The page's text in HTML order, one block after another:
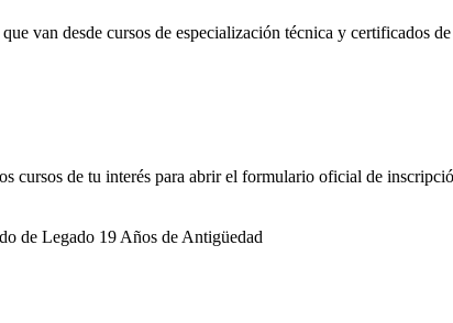
van desde cursos de especialización técnica y certificados
cursos de tu interés para abrir el formulario oficial de
de Legado 19 Años de Antigüedad